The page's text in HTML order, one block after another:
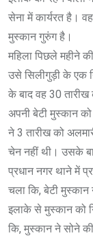
सेना में कार्यरत है।
मुस्कान गुरुंग है।
महिला पिछले महीने
उसे सिलीगुड़ी के एक
के बाद वह 30
अपनी बेटी मुस्कान
ने 3 तारीख को
चेन नहीं थी। उसके
प्रधान नगर थाने में
चला कि, बेटी
इलाके से मुस्कान को
कि, मुस्कान ने सोने